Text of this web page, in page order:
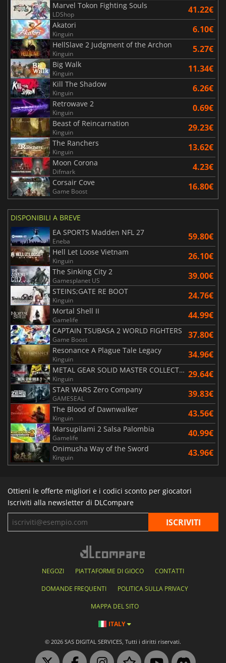
Marvel Tokon Fighting Souls
LDShop 41.22€
Akatori
Kinguin 6.10€
HellSlave 2 Judgment of the Archon
Kinguin 5.27€
Big Walk
Kinguin 11.34€
Kill The Shadow
Kinguin 6.26€
Retrowave 2
Kinguin 0.69€
Beast of Reincarnation
Kinguin 29.23€
The Ranchers
Kinguin 13.62€
Moon Corona
Difmark 4.23€
Corsair Cove
Game Boost 16.80€
DISPONIBILI A BREVE
EA SPORTS Madden NFL 27
Eneba 59.80€
Hell Let Loose Vietnam
Kinguin 26.10€
The Sinking City 2
Gamesplanet US 39.00€
STEINS;GATE RE BOOT
Kinguin 24.76€
Mortal Shell II
Gamelife 44.99€
CAPTAIN TSUBASA 2 WORLD FIGHTERS
Game Boost 37.80€
Resonance A Plague Tale Legacy
Kinguin 34.96€
METAL GEAR SOLID MASTER COLLECTION Vol.2
Kinguin 29.64€
STAR WARS Zero Company
GAMESEAL 39.83€
The Blood of Dawnwalker
Kinguin 43.56€
Marsupilami 2 Salsa Palombia
Gamelife 40.99€
Onimusha Way of the Sword
Kinguin 43.96€
Ottieni le offerte migliori e i codici sconto per giocatori
Iscriviti alla newsletter di DLCompare
NEGOZI PIATTAFORME DI GIOCO CONTATTI
DOMANDE FREQUENTI POLITICA SULLA PRIVACY
MAPPA DEL SITO
ITALY
© 2026 SAS DIGITAL SERVICES, Tutti i diritti riservati.